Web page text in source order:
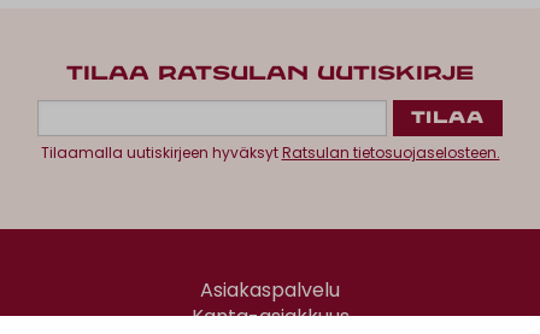
TILAA RATSULAN UUTISKIRJE
Tilaamalla uutiskirjeen hyväksytRatsulan tietosuojaselosteen.
Asiakaspalvelu
Kanta-asiakkuus